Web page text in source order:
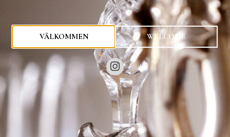
kr
VÄLKOMMEN WELCOME